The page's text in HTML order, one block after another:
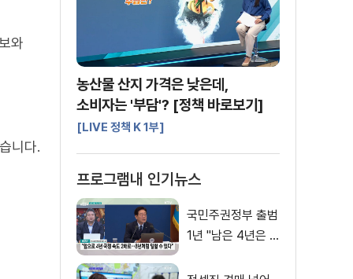
와
니다.
농산물 산지 가격은 낮은데,
소비자는 '부담'? [정책 바로보기]
[LIVE 정책 K 1부]
프로그램내 인기뉴스
국민주권정부 출범
1년 "남은 4년은 8